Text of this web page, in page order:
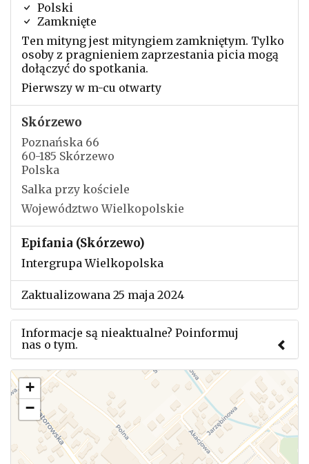
Polski
Zamknięte
Ten mityng jest mityngiem zamkniętym. Tylko
osoby z pragnieniem zaprzestania picia mogą
dołączyć do spotkania.
Pierwszy w m-cu otwarty
Skórzewo
Poznańska 66
60-185 Skórzewo
Polska
Salka przy kościele
Województwo Wielkopolskie
Epifania (Skórzewo)
Intergrupa Wielkopolska
Zaktualizowana 25 maja 2024
Informacje są nieaktualne? Poinformuj
nas o tym.
Użyj tego formularza aby przesłać informację o
zmianach w powyższym mityngu.
+
−